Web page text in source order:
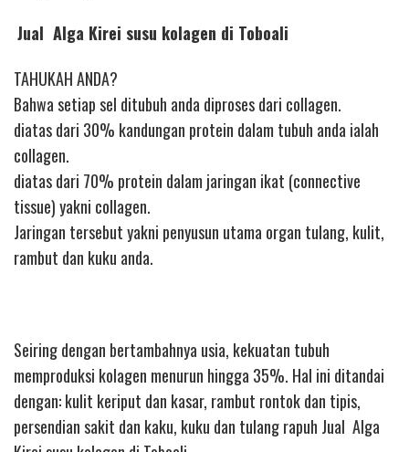
Jual Alga Kirei susu kolagen di Toboali
TAHUKAH ANDA?
Bahwa setiap sel ditubuh anda diproses dari collagen.
diatas dari 30% kandungan protein dalam tubuh anda ialah
collagen.
diatas dari 70% protein dalam jaringan ikat (connective
tissue) yakni collagen.
Jaringan tersebut yakni penyusun utama organ tulang, kulit,
rambut dan kuku anda.
Seiring dengan bertambahnya usia, kekuatan tubuh
memproduksi kolagen menurun hingga 35%. Hal ini ditandai
dengan: kulit keriput dan kasar, rambut rontok dan tipis,
persendian sakit dan kaku, kuku dan tulang rapuh Jual Alga